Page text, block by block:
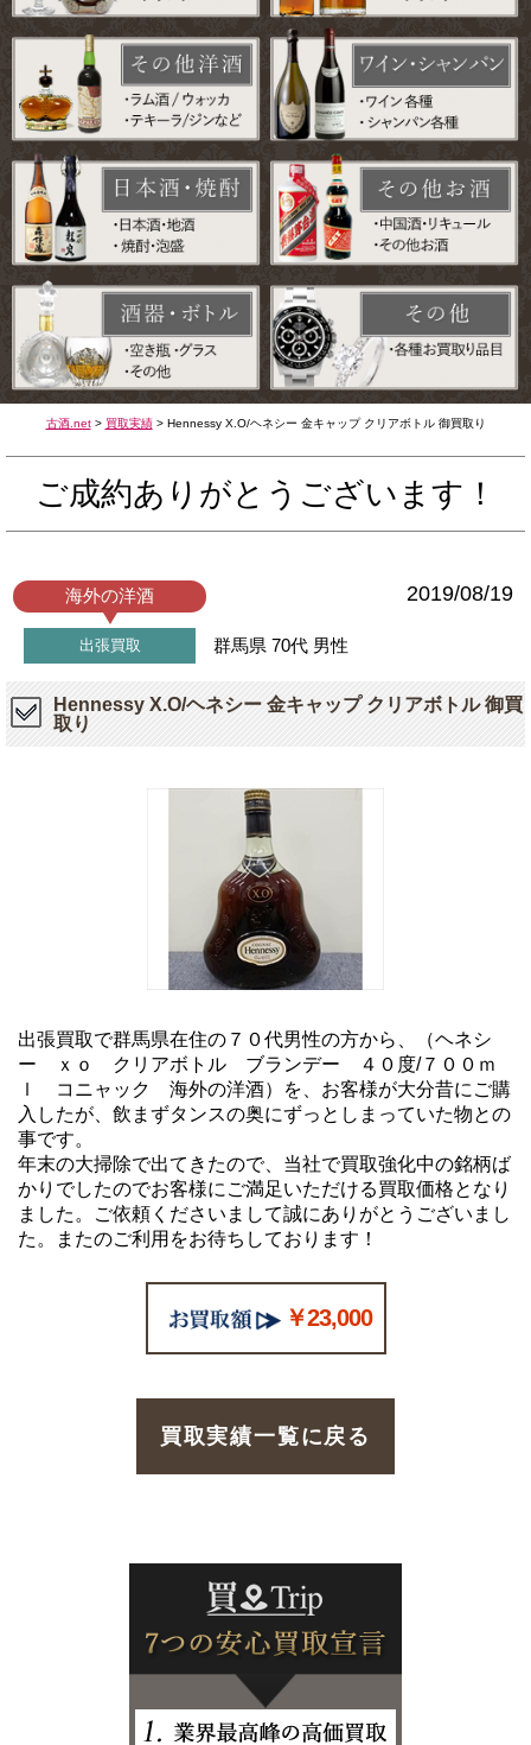
古酒.net> 買取実績> Hennessy X.O/ヘネシー 金キャップ クリアボトル 御買取り
ご成約ありがとうございます！
海外の洋酒 2019/08/19
出張買取 群馬県 70代 男性
Hennessy X.O/ヘネシー 金キャップ クリアボトル 御買
取り
出張買取で群馬県在住の７０代男性の方から、（ヘネシ
ー ｘｏ クリアボトル ブランデー ４０度/７００ｍ
ｌ コニャック 海外の洋酒）を、お客様が大分昔にご購
入したが、飲まずタンスの奥にずっとしまっていた物との
事です。
年末の大掃除で出てきたので、当社で買取強化中の銘柄ば
かりでしたのでお客様にご満足いただける買取価格となり
ました。ご依頼くださいまして誠にありがとうございまし
た。またのご利用をお待ちしております！
￥23,000
買取実績一覧に戻る